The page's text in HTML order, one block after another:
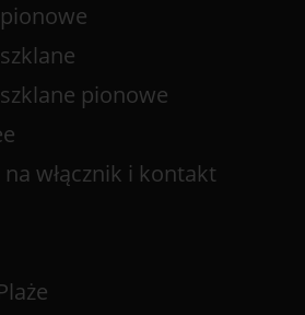
pionowe
na włącznik i kontakt